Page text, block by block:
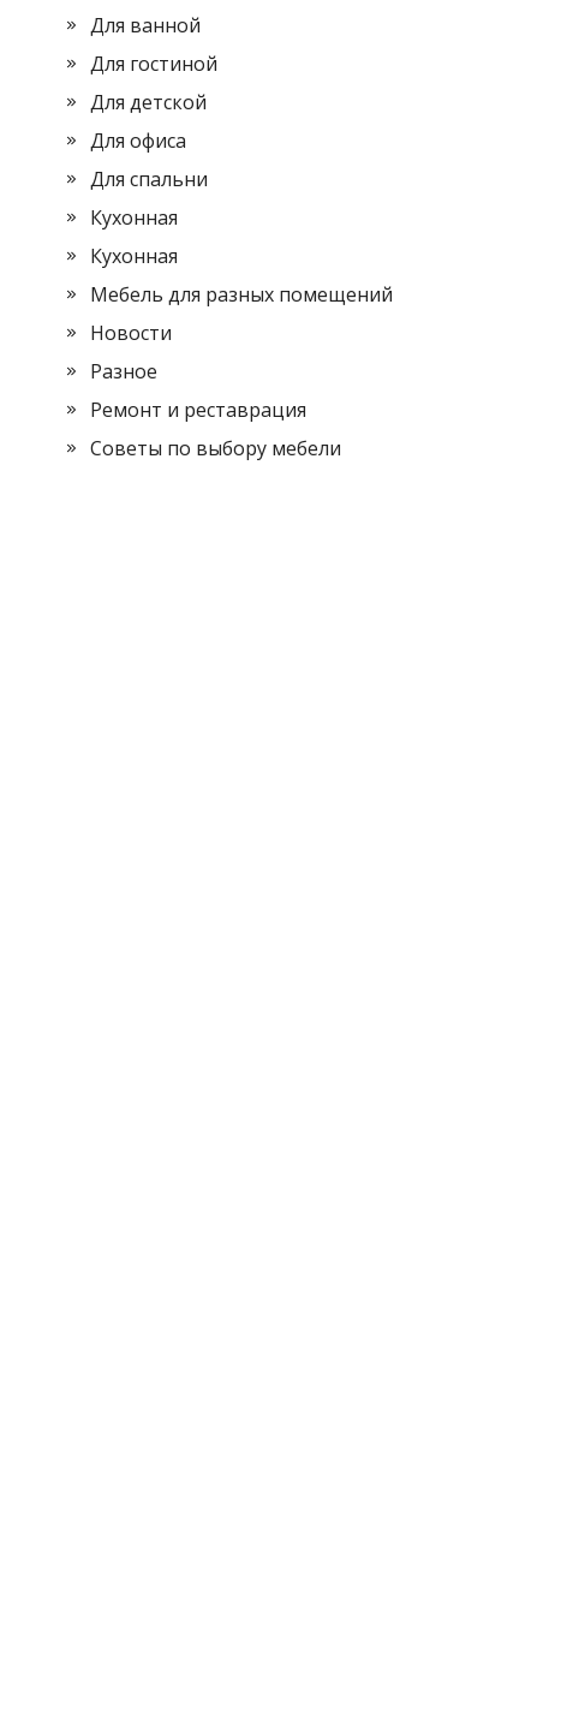
Для ванной
Для гостиной
Для детской
Для офиса
Для спальни
Кухонная
Кухонная
Мебель для разных помещений
Новости
Разное
Ремонт и реставрация
Советы по выбору мебели